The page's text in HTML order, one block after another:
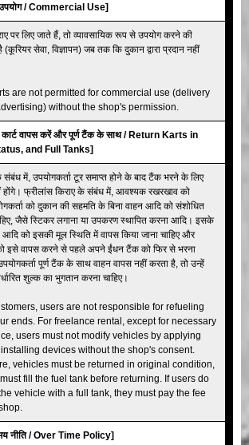
उपयोग / Commercial Use]
पर लिए जाते हैं, तो व्यावसायिक रूप से उपयोग करने की
सेवा, विज्ञापन) जब तक कि दुकान द्वारा प्रदान नहीं
are not permitted for commercial use (delivery
without the shop's permission.
कार्ट वापस करें और पूर्ण टैंक के साथ / Return Karts in
and Full Tanks]
संबंध में, उपयोगकर्ता टूर समाप्त होने के बाद टैंक भरने के लिए
होंगे। फ्रीलांस किराए के संबंध में, आवश्यक रखरखाव को
को दुकान की सहमति के बिना वाहन आदि को संशोधित
जैसे स्टिकर लगाना या उपकरण स्थापित करना आदि। इसके
आदि को इसकी मूल स्थिति में वापस किया जाना चाहिए और
इसे वापस करने से पहले अपने ईंधन टैंक को फिर से भरना
पूर्ण टैंक के साथ वाहन वापस नहीं करता है, तो उन्हें
शुल्क का भुगतान करना चाहिए।
users are not responsible for refueling
ends. For freelance rental, except for necessary
users must not modify vehicles by applying
devices without the shop's consent.
vehicles must be returned in original condition,
fill the fuel tank before returning. If users do
vehicle with a full tank, they must pay the fee
नीति / Over Time Policy]